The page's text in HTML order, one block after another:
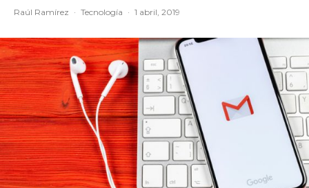
Raúl Ramírez · Tecnología · 1 abril, 2019